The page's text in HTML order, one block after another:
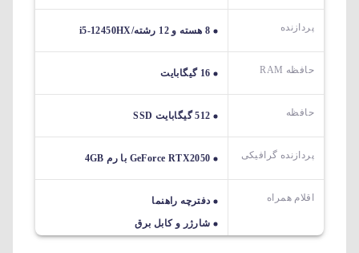
پردازنده 8 هسته و 12 رشته/i5-12450HX
حافظه RAM 16 گیگابایت
حافظه 512 گیگابایت SSD
پردازنده گرافیکی GeForce RTX2050 با رم 4GB
اقلام همراه
دفترچه راهنما
شارژر و کابل برق